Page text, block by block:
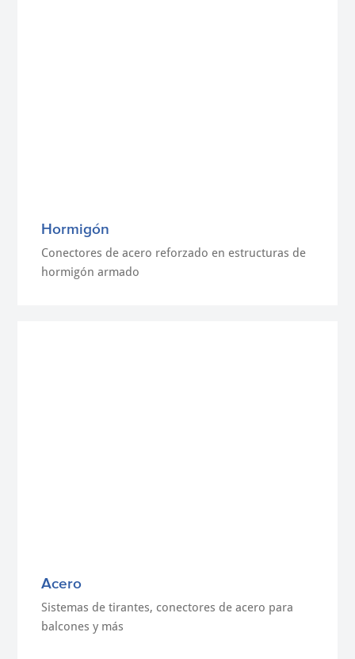
Hormigón
Conectores de acero reforzado en estructuras de
hormigón armado
Acero
Sistemas de tirantes, conectores de acero para
balcones y más